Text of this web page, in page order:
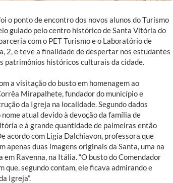
o ponto de encontro dos novos alunos do Turismo
guiado pelo centro histórico de Santa Vitória do
com o PET Turismo e o Laboratório de
2, e teve a finalidade de despertar nos estudantes
patrimônios históricos culturais da cidade.
a visitação do busto em homenagem ao
Mirapalhete, fundador do município e
da Igreja na localidade. Segundo dados
atual devido à devoção da família de
e à grande quantidade de palmeiras então
acordo com Ligia Dalchiavon, professora que
apenas duas imagens originais da Santa, uma na
em Ravenna, na Itália. “O busto do Comendador
que, segundo contam, ele ficava admirando e
Igreja”.